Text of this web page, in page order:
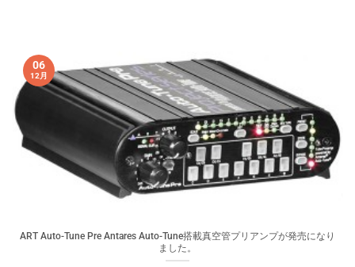
ART Auto-Tune Pre Antares Auto-Tune搭載真空管プリアンプが発売になり
ました。
06
12月